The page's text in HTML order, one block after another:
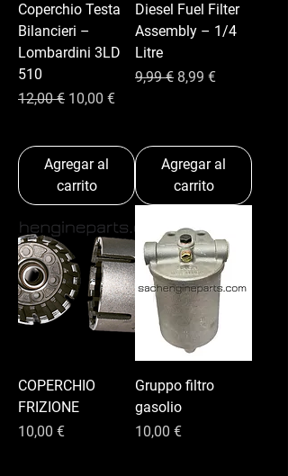
Coperchio Testa
Bilancieri –
Lombardini 3LD
510
Precio
12,00 € Precio de oferta
10,00 €
Agregar al
carrito
Diesel Fuel Filter
Assembly – 1/4
Litre
Precio
9,99 € Precio de oferta
8,99 €
Agregar al
carrito
COPERCHIO
FRIZIONE
Precio
10,00 €
Gruppo filtro
gasolio
Precio
10,00 €